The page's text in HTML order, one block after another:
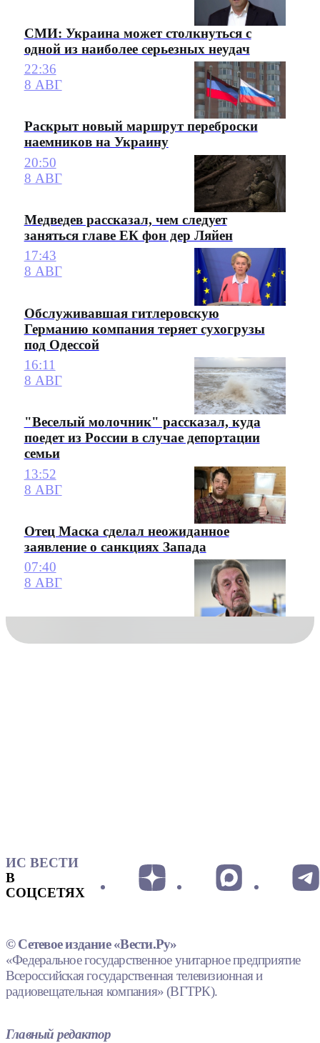
СМИ: Украина может столкнуться с
одной из наиболее серьезных неудач
22:36
8 АВГ
Раскрыт новый маршрут переброски
наемников на Украину
20:50
8 АВГ
Медведев рассказал, чем следует
заняться главе ЕК фон дер Ляйен
17:43
8 АВГ
Обслуживавшая гитлеровскую
Германию компания теряет сухогрузы
под Одессой
16:11
8 АВГ
"Веселый молочник" рассказал, куда
поедет из России в случае депортации
семьи
13:52
8 АВГ
Отец Маска сделал неожиданное
заявление о санкциях Запада
07:40
8 АВГ
ИС ВЕСТИ
В
СОЦСЕТЯХ
© Сетевое издание «Вести.Ру»
«Федеральное государственное унитарное предприятие
Всероссийская государственная телевизионная и
радиовещательная компания» (ВГТРК).
Главный редактор